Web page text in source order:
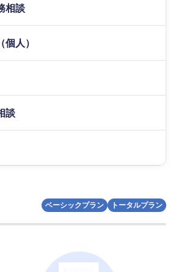
相談
人）
談
ベーシックプラン トータルプラン